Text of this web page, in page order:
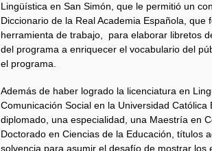
Lingüística en San Simón, que le permitió un
Diccionario de la Real Academia Española, que
herramienta de trabajo, para elaborar libretos
del programa a enriquecer el vocabulario del
el programa.
Además de haber logrado la licenciatura en
Comunicación Social en la Universidad Católica
diplomado, una especialidad, una Maestría en
Doctorado en Ciencias de la Educación, títulos
solvencia para asumir el desafío de mostrar